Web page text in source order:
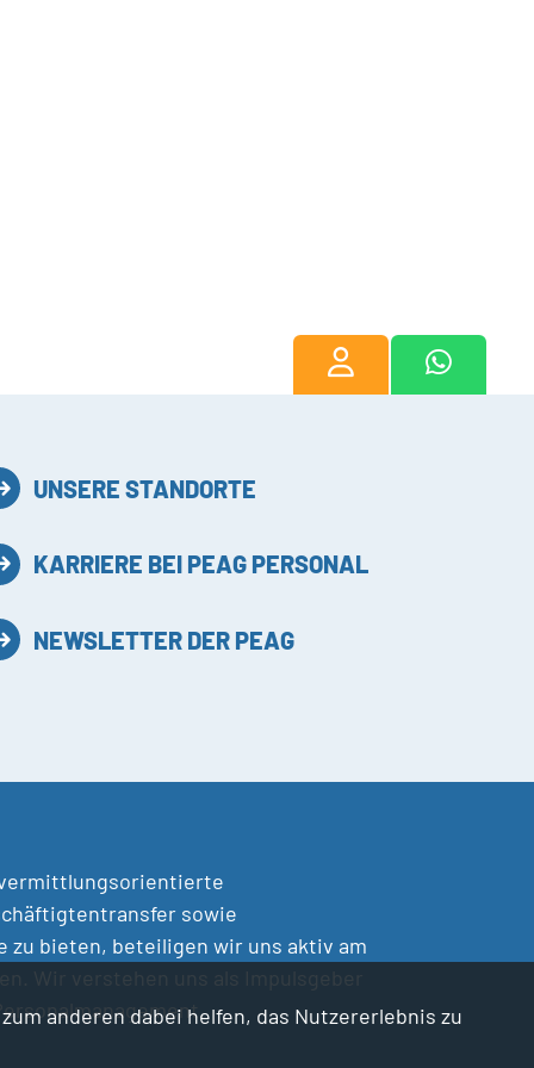
UNSERE STANDORTE
KARRIERE BEI PEAG PERSONAL
NEWSLETTER DER PEAG
sowie
zu bieten, beteiligen wir uns aktiv am
anderen dabei helfen, das Nutzererlebnis zu